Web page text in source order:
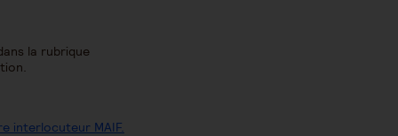
la rubrique
interlocuteur MAIF.